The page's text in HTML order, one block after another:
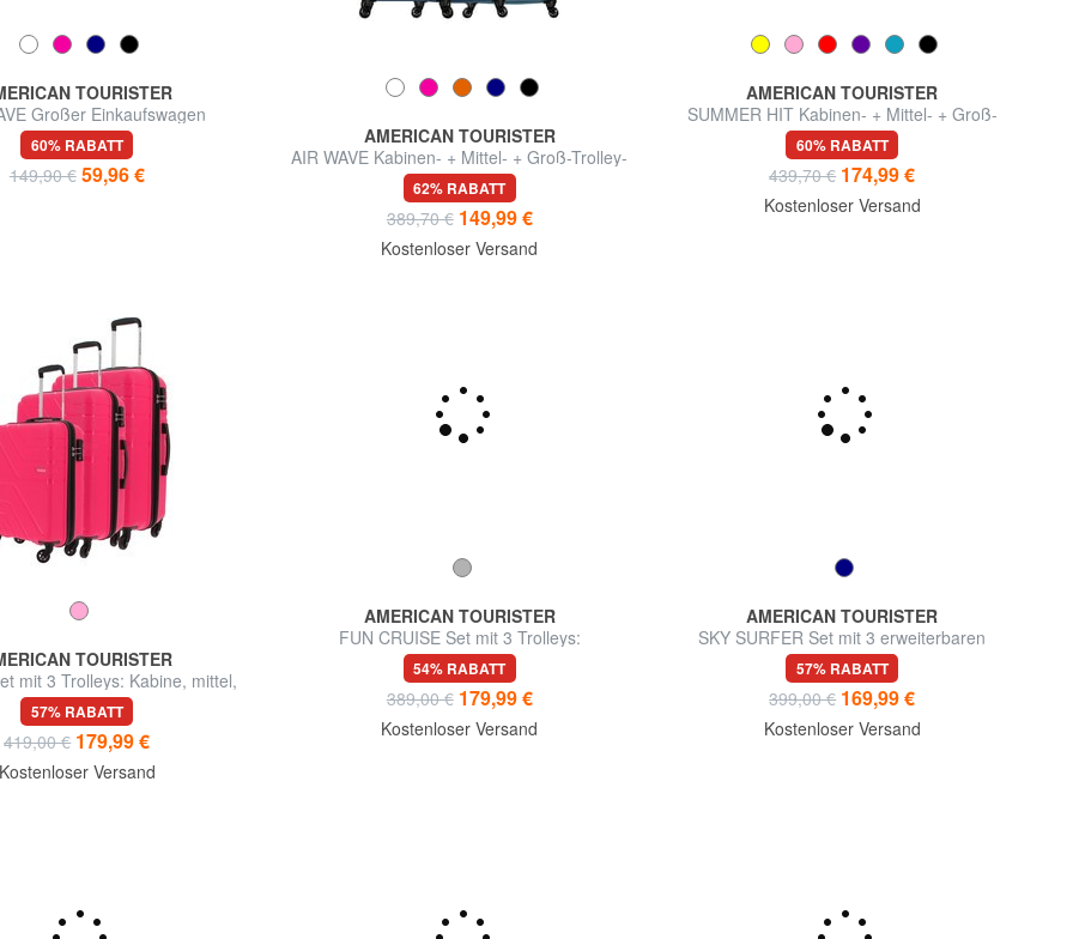
TOURISTER
Großer Einkaufswagen
60% RABATT
149,90 € 59,96 €
AMERICAN TOURISTER
AIR WAVE Kabinen- + Mittel- + Groß-Trolley-
Set
62% RABATT
389,70 € 149,99 €
Kostenloser Versand
AMERICAN TOURISTER
SUMMER HIT Kabinen- + Mittel- + Groß-
Trolley-Set
60% RABATT
439,70 € 174,99 €
Kostenloser Versand
TOURISTER
mit 3 Trolleys: Kabine, mittel,
groß
57% RABATT
419,00 € 179,99 €
Kostenloser Versand
AMERICAN TOURISTER
FUN CRUISE Set mit 3 Trolleys:
Kabine+mittel, groß exp
54% RABATT
389,00 € 179,99 €
Kostenloser Versand
AMERICAN TOURISTER
SKY SURFER Set mit 3 erweiterbaren
Trolleys: Kabine, mittel und groß
57% RABATT
399,00 € 169,99 €
Kostenloser Versand